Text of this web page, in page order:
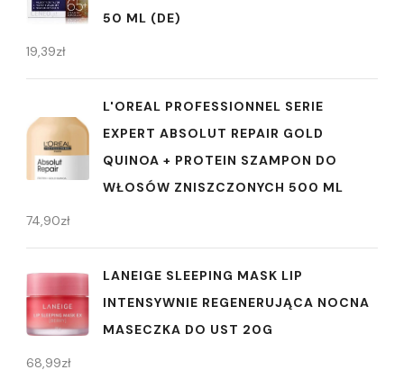
50 ML (DE)
19,39zł
L'OREAL PROFESSIONNEL SERIE
EXPERT ABSOLUT REPAIR GOLD
QUINOA + PROTEIN SZAMPON DO
WŁOSÓW ZNISZCZONYCH 500 ML
74,90zł
LANEIGE SLEEPING MASK LIP
INTENSYWNIE REGENERUJĄCA NOCNA
MASECZKA DO UST 20G
68,99zł